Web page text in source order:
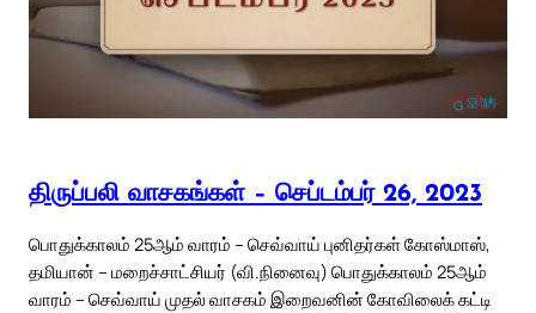
திருப்பலி வாசகங்கள் – செப்டம்பர் 26, 2023
பொதுக்காலம் 25ஆம் வாரம் – செவ்வாய் புனிதர்கள் கோஸ்மாஸ்,
தமியான் – மறைச்சாட்சியர் (வி.நினைவு) பொதுக்காலம் 25ஆம்
வாரம் – செவ்வாய் முதல் வாசகம் இறைவனின் கோவிலைக் கட்டி